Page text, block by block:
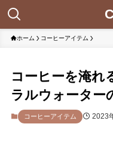
ホーム コーヒーアイテム
コーヒーを淹れ
ラルウォーター
コーヒーアイテム 2023